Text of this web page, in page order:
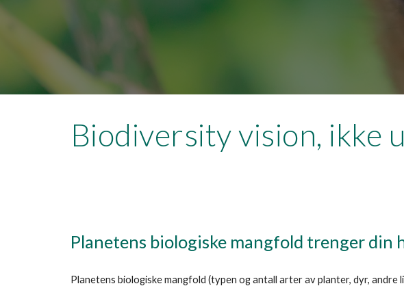
Biodiversity vision, ikke
Planetens biologiske mangfold trenger din
Planetens biologiske mangfold (typen og antall arter av planter, dyr,